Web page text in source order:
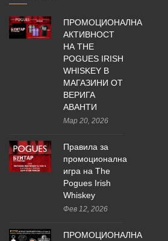
ПРОМОЦИОНАЛНА
АКТИВНОСТ
НА THE
POGUES IRISH
WHISKEY В
МАГАЗИНИ ОТ
ВЕРИГА
АВАНТИ
Мар 20, 2026
Правила за
промоционална
игра на The
Pogues Irish
Whiskey
Фев 12, 2026
ПРОМОЦИОНАЛНА